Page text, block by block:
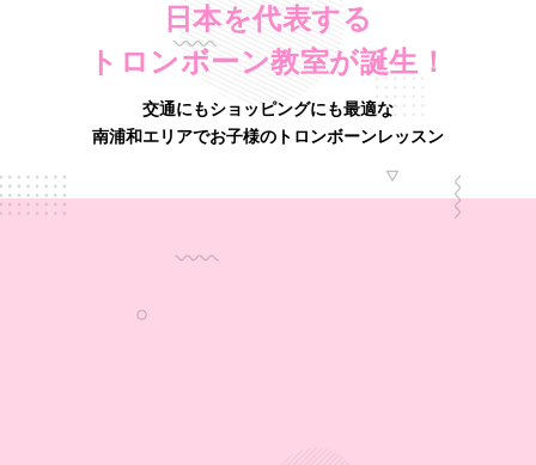
日本を代表する
トロンボーン教室が誕生！
交通にもショッピングにも最適な
南浦和エリアでお子様のトロンボーンレッスン